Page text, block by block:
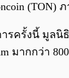
(TON)
รครั้งนี้ มูลนิ
มากกว่า